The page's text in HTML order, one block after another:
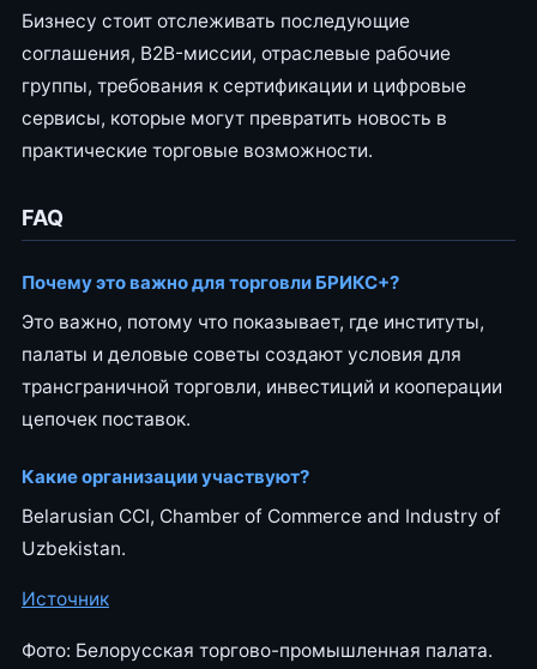
Бизнесу стоит отслеживать последующие
соглашения, B2B-миссии, отраслевые рабочие
группы, требования к сертификации и цифровые
сервисы, которые могут превратить новость в
практические торговые возможности.
FAQ
Почему это важно для торговли БРИКС+?
Это важно, потому что показывает, где институты,
палаты и деловые советы создают условия для
трансграничной торговли, инвестиций и кооперации
цепочек поставок.
Какие организации участвуют?
Belarusian CCI, Chamber of Commerce and Industry of
Uzbekistan.
Источник
Фото: Белорусская торгово-промышленная палата.